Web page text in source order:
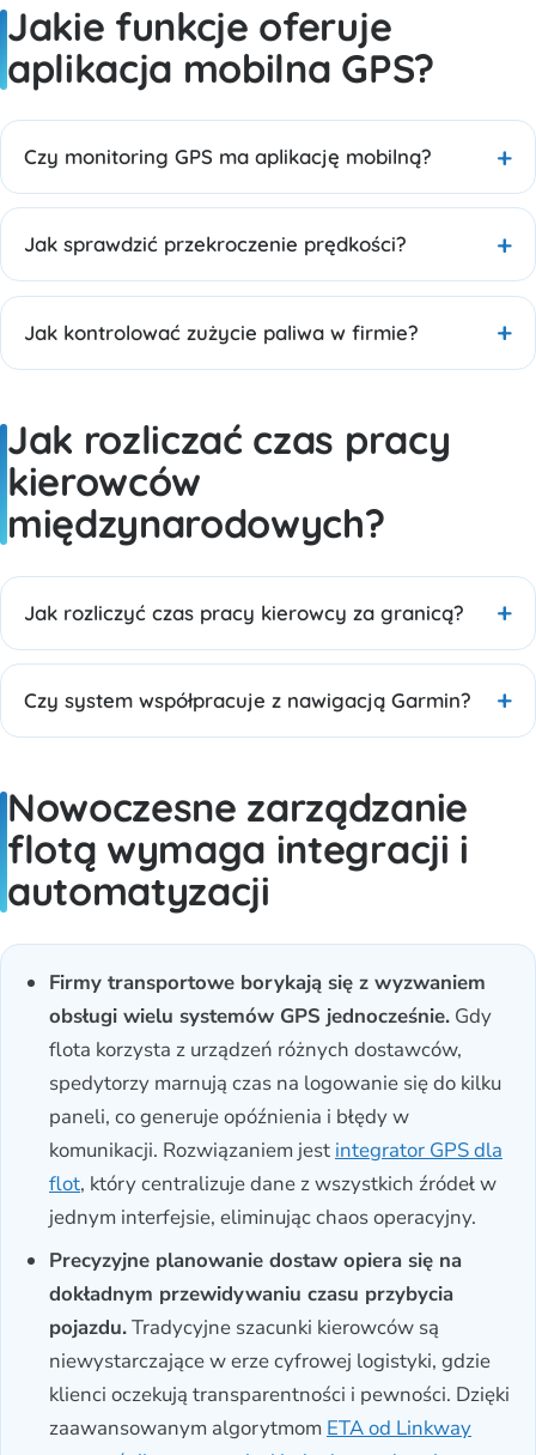
Jakie funkcje oferuje
aplikacja mobilna GPS?
Czy monitoring GPS ma aplikację mobilną?
Jak sprawdzić przekroczenie prędkości?
Jak kontrolować zużycie paliwa w firmie?
Jak rozliczać czas pracy
kierowców
międzynarodowych?
Jak rozliczyć czas pracy kierowcy za granicą?
Czy system współpracuje z nawigacją Garmin?
Nowoczesne zarządzanie
flotą wymaga integracji i
automatyzacji
Firmy transportowe borykają się z wyzwaniem
obsługi wielu systemów GPS jednocześnie. Gdy
flota korzysta z urządzeń różnych dostawców,
spedytorzy marnują czas na logowanie się do kilku
paneli, co generuje opóźnienia i błędy w
komunikacji. Rozwiązaniem jest integrator GPS dla
flot, który centralizuje dane z wszystkich źródeł w
jednym interfejsie, eliminując chaos operacyjny.
Precyzyjne planowanie dostaw opiera się na
dokładnym przewidywaniu czasu przybycia
pojazdu.Tradycyjne szacunki kierowców są
niewystarczające w erze cyfrowej logistyki, gdzie
klienci oczekują transparentności i pewności. Dzięki
zaawansowanym algorytmom ETA od Linkway